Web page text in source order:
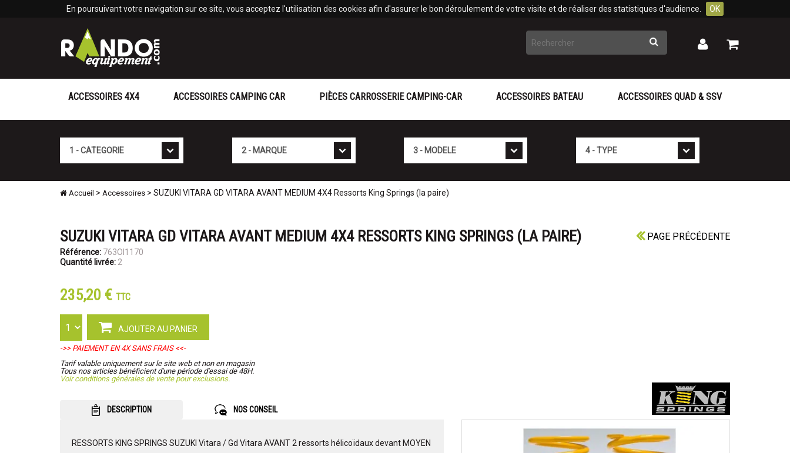
En poursuivant votre navigation sur ce site, vous acceptez l'utilisation des cookies afin d'assurer le bon déroulement de votre visite et de réaliser des statistiques d'audience. OK
Rechercher Mon
Mon
ACCESSOIRES 4X4 ACCESSOIRES CAMPING CAR PIÈCES CARROSSERIE CAMPING-CAR ACCESSOIRES BATEAU ACCESSOIRES QUAD & SSV
Accueil > Accessoires > SUZUKI VITARA GD VITARA AVANT MEDIUM 4X4 Ressorts King Springs (la paire)
PAGE PRÉCÉDENTE
SUZUKI VITARA GD VITARA AVANT MEDIUM 4X4 RESSORTS KING SPRINGS (LA PAIRE)
Référence: 763OI1170
Quantité livrée: 2
235,20 € TTC
AJOUTER AU PANIER
->> PAIEMENT EN 4X SANS FRAIS <<-
Tarif valable uniquement sur le site web et non en magasin
Tous nos articles bénéficient d'une période d'essai de 48H.
Voir conditions générales de vente pour exclusions.
DESCRIPTION NOS CONSEIL
RESSORTS KING SPRINGS SUZUKI Vitara / Gd Vitara AVANT 2 ressorts hélicoïdaux devant MOYEN
Panneau de gestion des cookies